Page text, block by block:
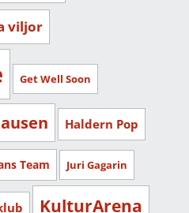
viljor
Get Well Soon
Haldern Pop
Team Juri Gagarin
KulturArena